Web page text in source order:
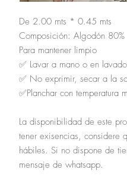
De 2.00 mts * 0.45 mts
Composición: Algodón 80%
Para mantener limpio
✅ Lavar a mano o en
✅ No exprimir, secar a la
✅Planchar con temperatura
La disponibilidad de este
tener exisencias,
hábiles. Si no dispone de
mensaje de whatsapp.